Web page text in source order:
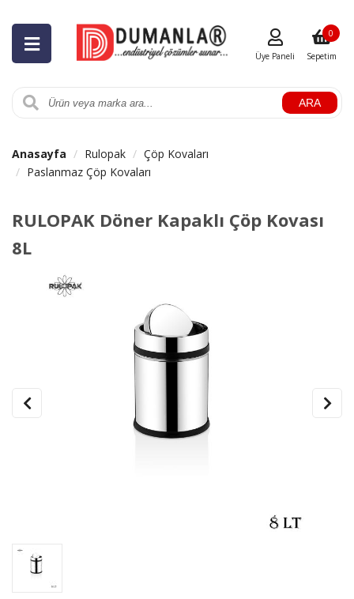
ARA
Üye Paneli Sepetim
0
Anasayfa Rulopak
Çöp Kovaları
Paslanmaz Çöp Kovaları
RULOPAK Döner Kapaklı Çöp Kovası
8L